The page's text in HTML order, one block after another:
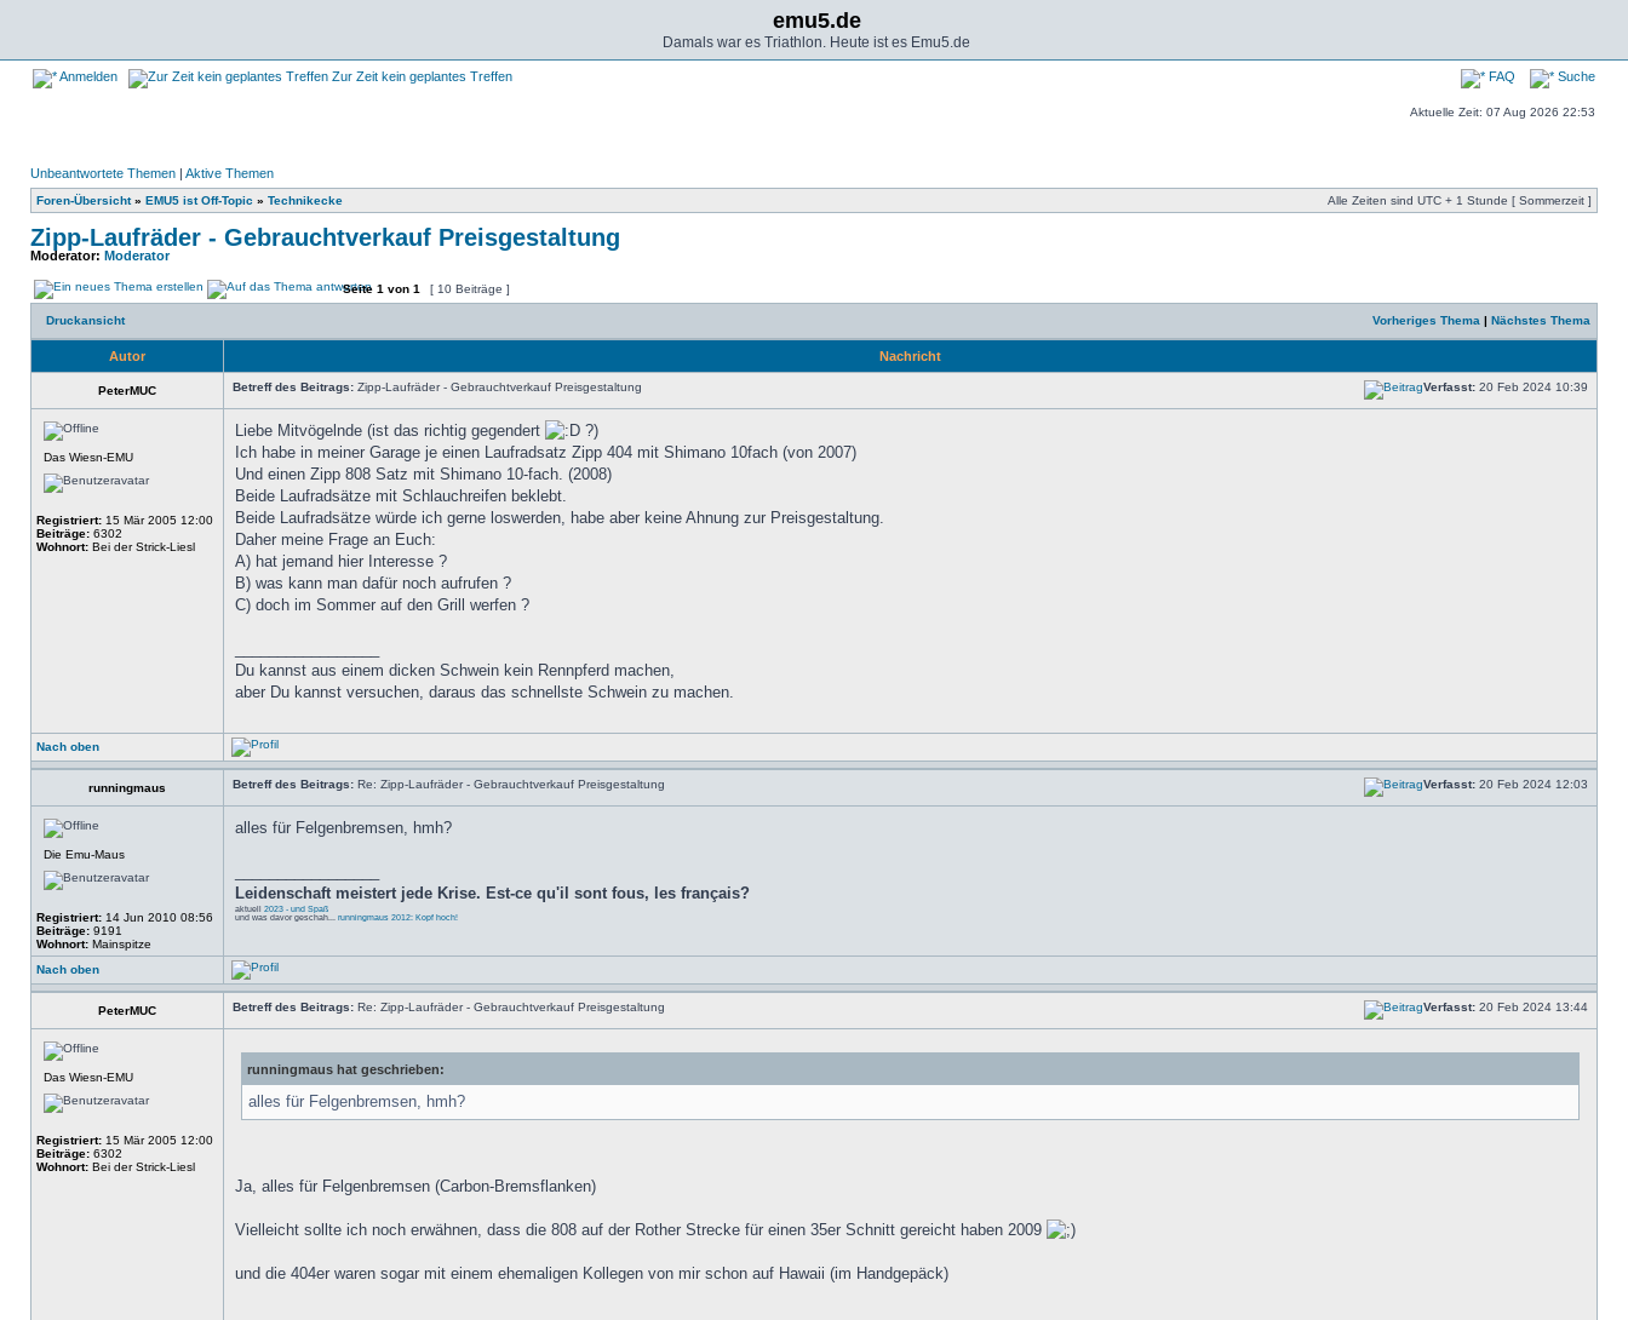
emu5.de
Damals war es Triathlon. Heute ist es Emu5.de
Anmelden Zur Zeit kein geplantes Treffen FAQ Suche
Aktuelle Zeit: 07 Aug 2026 22:53
Unbeantwortete Themen | Aktive Themen
Foren-Übersicht» EMU5 ist Off-Topic » Technikecke Alle Zeiten sind UTC + 1 Stunde [ Sommerzeit ]
Zipp-Laufräder - Gebrauchtverkauf Preisgestaltung
Moderator: Moderator
Seite 1 von 1 [ 10 Beiträge ]
Druckansicht Vorheriges Thema | Nächstes Thema
Autor Nachricht
PeterMUC Betreff des Beitrags: Zipp-Laufräder - Gebrauchtverkauf Preisgestaltung Verfasst: 20 Feb 2024 10:39
Das Wiesn-EMU
Registriert: 15 Mär 2005 12:00
Beiträge: 6302
Wohnort: Bei der Strick-Liesl
Liebe Mitvögelnde (ist das richtig gegendert
?)
Ich habe in meiner Garage je einen Laufradsatz Zipp 404 mit Shimano 10fach (von 2007)
Und einen Zipp 808 Satz mit Shimano 10-fach. (2008)
Beide Laufradsätze mit Schlauchreifen beklebt.
Beide Laufradsätze würde ich gerne loswerden, habe aber keine Ahnung zur Preisgestaltung.
Daher meine Frage an Euch:
A) hat jemand hier Interesse ?
B) was kann man dafür noch aufrufen ?
C) doch im Sommer auf den Grill werfen ?
Du kannst aus einem dicken Schwein kein Rennpferd machen,
aber Du kannst versuchen, daraus das schnellste Schwein zu machen.
Nach oben
runningmaus Betreff des Beitrags: Re: Zipp-Laufräder - Gebrauchtverkauf Preisgestaltung Verfasst: 20 Feb 2024 12:03
Die Emu-Maus
Registriert: 14 Jun 2010 08:56
Beiträge: 9191
Wohnort: Mainspitze
alles für Felgenbremsen, hmh?
Leidenschaft meistert jede Krise. Est-ce qu'il sont fous, les français?
aktuell 2023 - und Spaß
und was davor geschah... runningmaus 2012: Kopf hoch!
Nach oben
PeterMUC Betreff des Beitrags: Re: Zipp-Laufräder - Gebrauchtverkauf Preisgestaltung Verfasst: 20 Feb 2024 13:44
Das Wiesn-EMU
Registriert: 15 Mär 2005 12:00
Beiträge: 6302
Wohnort: Bei der Strick-Liesl
runningmaus hat geschrieben:
alles für Felgenbremsen, hmh?
Ja, alles für Felgenbremsen (Carbon-Bremsflanken)
Vielleicht sollte ich noch erwähnen, dass die 808 auf der Rother Strecke für einen 35er Schnitt gereicht haben 2009
und die 404er waren sogar mit einem ehemaligen Kollegen von mir schon auf Hawaii (im Handgepäck)